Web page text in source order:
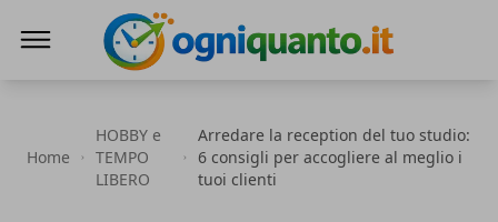
Home
HOBBY e
TEMPO
LIBERO
Arredare la reception del tuo studio:
6 consigli per accogliere al meglio i
tuoi clienti